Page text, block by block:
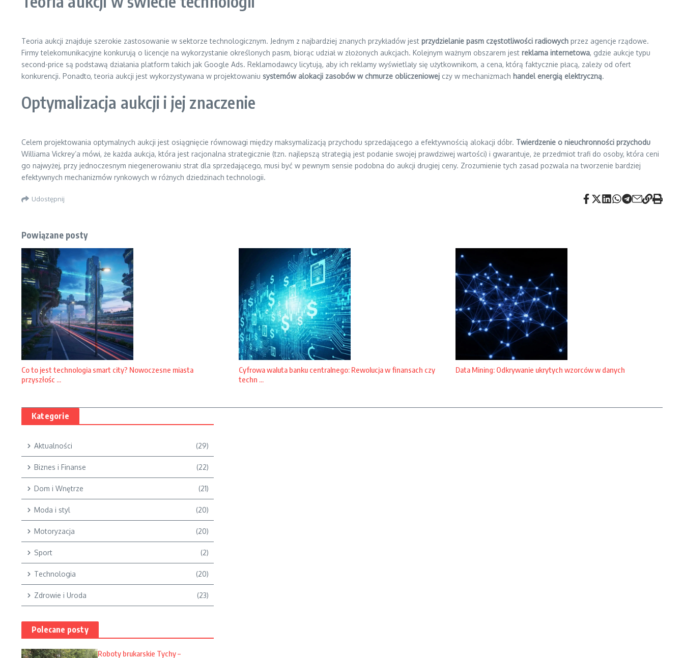
Teoria aukcji znajduje szerokie zastosowanie w sektorze technologicznym. Jednym z najbardziej znanych przykładów jest przydzielanie pasm częstotliwości radiowych przez agencje rządowe.
Firmy telekomunikacyjne konkurują o licencje na wykorzystanie określonych pasm, biorąc udział w złożonych aukcjach. Kolejnym ważnym obszarem jest reklama internetowa, gdzie aukcje typu
second-price są podstawą działania platform takich jak Google Ads. Reklamodawcy licytują, aby ich reklamy wyświetlały się użytkownikom, a cena, którą faktycznie płacą, zależy od ofert
konkurencji. Ponadto, teoria aukcji jest wykorzystywana w projektowaniu systemów alokacji zasobów w chmurze obliczeniowej czy w mechanizmach handel energią elektryczną.
Optymalizacja aukcji i jej znaczenie
Celem projektowania optymalnych aukcji jest osiągnięcie równowagi między maksymalizacją przychodu sprzedającego a efektywnością alokacji dóbr. Twierdzenie o nieuchronności przychodu
Williama Vickrey’a mówi, że każda aukcja, która jest racjonalna strategicznie (tzn. najlepszą strategią jest podanie swojej prawdziwej wartości) i gwarantuje, że przedmiot trafi do osoby, która ceni
go najwyżej, przy jednoczesnym niegenerowaniu strat dla sprzedającego, musi być w pewnym sensie podobna do aukcji drugiej ceny. Zrozumienie tych zasad pozwala na tworzenie bardziej
efektywnych mechanizmów rynkowych w różnych dziedzinach technologii.
Udostępnij
Powiązane posty
Co to jest technologia smart city? Nowoczesne miasta
przyszłośc ...
Cyfrowa waluta banku centralnego: Rewolucja w finansach czy
techn ...
Data Mining: Odkrywanie ukrytych wzorców w danych
Kategorie
Aktualności (29)
Biznes i Finanse (22)
Dom i Wnętrze (21)
Moda i styl (20)
Motoryzacja (20)
Sport (2)
Technologia (20)
Zdrowie i Uroda (23)
Polecane posty
Roboty brukarskie Tychy –